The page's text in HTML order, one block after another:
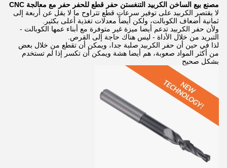
مصنع بيع الساخن الكربيد التنغستن حفر قطع للحفر حفر مع معالجة CNC
لا يقتصر الكربيد على توفير سرعات قطع تتراوح ما لا يقل عن أربعة إلى
ثمانية أضعاف الكوبالت، ولكن أيضاً معدلات تغذية أعلى بكثير.
ولأن حفر الكربيد تدعم أيضا ميزة غير متوفرة مع أبناء عمها الكوبالت -
التبريد من خلال الأداة - ليس هناك حاجة إلى القرص.
لذا في حين أن حفر الكربيد صلبة جدا، ويمكن أن تقطع من خلال بعض
من أكثر المواد صعوبة، هم أيضا هشة ويمكن أن تكسر إذا لم تستخدم
بشكل صحيح